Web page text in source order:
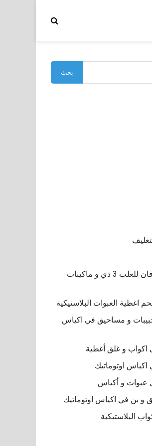
ماكينات التغليف بالسلوفان للعلب 3 دي و ماكينات
اغطية العبوات البلاستيكية
و مساحيق في اكياس
اكواب و غلق أغطية
اكياس اوتوماتيك
عبوات و أكياس
و بن في اكياس اوتوماتيك
البلاستيكية